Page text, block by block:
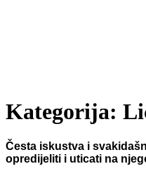
Kategorija:
Česta iskustva i
opredijeliti i uticati na